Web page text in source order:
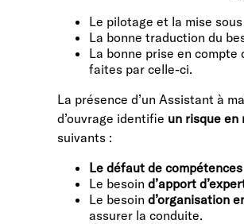
Le pilotage et la mise
La bonne traduction du
La bonne prise en compte
faites par celle-ci.
La présence d’un Assistant à
d’ouvrage identifie un risque
suivants :
Le défaut de
Le besoin d’apport
Le besoin d’organisation
assurer la conduite.